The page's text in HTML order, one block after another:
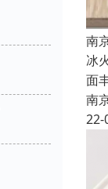
南
冰
面
南
22-